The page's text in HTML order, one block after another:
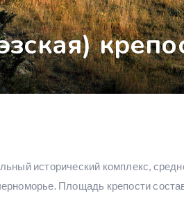
исторический комплекс,
Площадь крепости